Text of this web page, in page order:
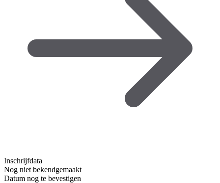
Inschrijfdata
Nog niet bekendgemaakt
Datum nog te bevestigen